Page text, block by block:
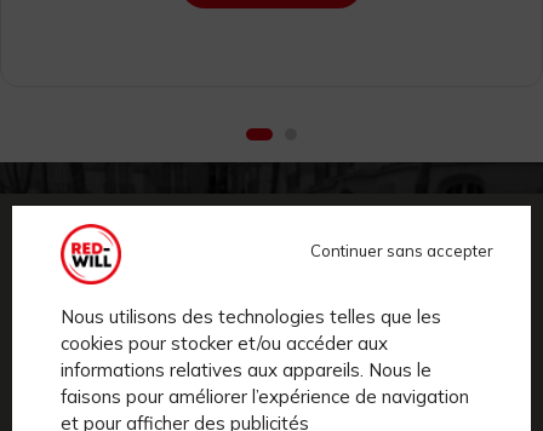
Nous utilisons des technologies telles que les
cookies pour stocker et/ou accéder aux
informations relatives aux appareils. Nous le
faisons pour améliorer l’expérience de navigation
et pour afficher des publicités
Continuer sans accepter
COMMENT
ÇA MARCHE ?
Simple. Rapide. Efficace.
Je choisis ma ville, mon vélo électrique et mes